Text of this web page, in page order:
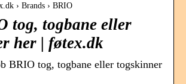
› Brands › BRIO
tog, togbane eller
her | føtex.dk
BRIO tog, togbane eller togskinner